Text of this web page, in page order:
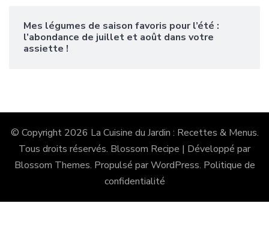
Mes légumes de saison favoris pour l’été :
l’abondance de juillet et août dans votre
assiette !
© Copyright 2026 La Cuisine du Jardin : Recettes & Menus.
Tous droits réservés. Blossom Recipe | Développé par
Blossom Themes. Propulsé parWordPress. Politique de
confidentialité